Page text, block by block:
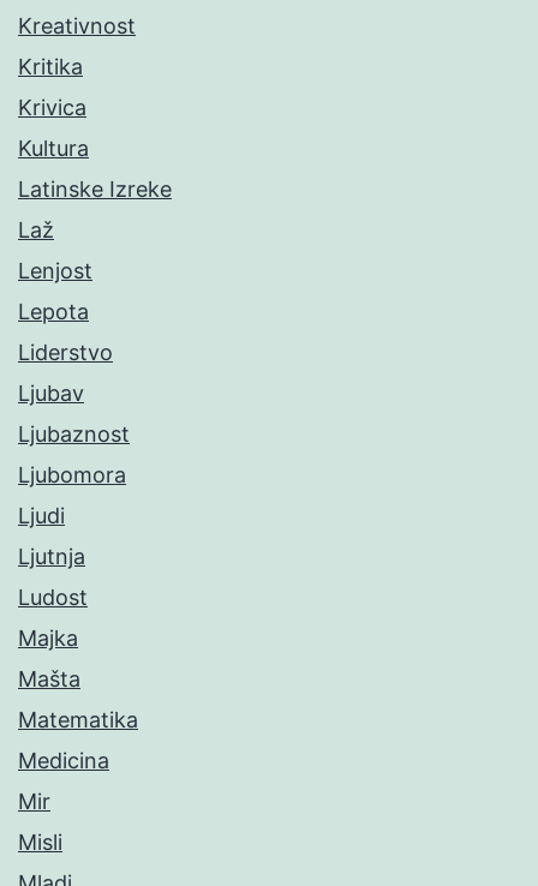
Kreativnost
Kritika
Krivica
Kultura
Latinske Izreke
Laž
Lenjost
Lepota
Liderstvo
Ljubav
Ljubaznost
Ljubomora
Ljudi
Ljutnja
Ludost
Majka
Mašta
Matematika
Medicina
Mir
Misli